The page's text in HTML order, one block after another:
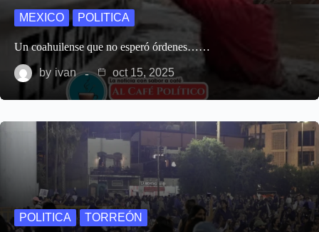
MEXICO POLITICA
Un coahuilense que no esperó órdenes……
by ivan oct 15, 2025
POLITICA TORREÓN